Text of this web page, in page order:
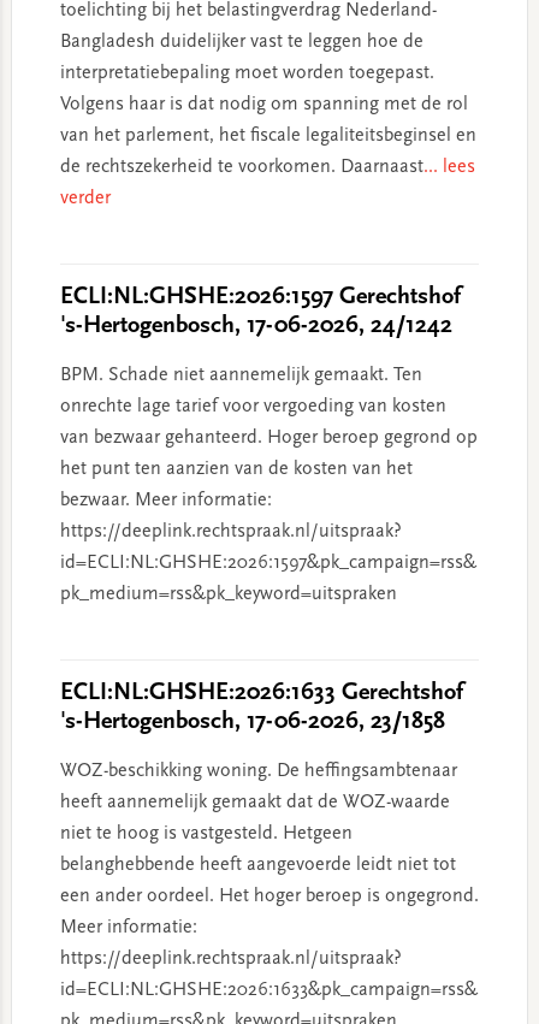
toelichting bij het belastingverdrag Nederland-
Bangladesh duidelijker vast te leggen hoe de
interpretatiebepaling moet worden toegepast.
Volgens haar is dat nodig om spanning met de rol
van het parlement, het fiscale legaliteitsbeginsel en
de rechtszekerheid te voorkomen. Daarnaast... lees
verder
ECLI:NL:GHSHE:2026:1597 Gerechtshof
's-Hertogenbosch, 17-06-2026, 24/1242
BPM. Schade niet aannemelijk gemaakt. Ten
onrechte lage tarief voor vergoeding van kosten
van bezwaar gehanteerd. Hoger beroep gegrond op
het punt ten aanzien van de kosten van het
bezwaar. Meer informatie:
https://deeplink.rechtspraak.nl/uitspraak?
id=ECLI:NL:GHSHE:2026:1597&pk_campaign=rss&
pk_medium=rss&pk_keyword=uitspraken
ECLI:NL:GHSHE:2026:1633 Gerechtshof
's-Hertogenbosch, 17-06-2026, 23/1858
WOZ-beschikking woning. De heffingsambtenaar
heeft aannemelijk gemaakt dat de WOZ-waarde
niet te hoog is vastgesteld. Hetgeen
belanghebbende heeft aangevoerde leidt niet tot
een ander oordeel. Het hoger beroep is ongegrond.
Meer informatie:
https://deeplink.rechtspraak.nl/uitspraak?
id=ECLI:NL:GHSHE:2026:1633&pk_campaign=rss&